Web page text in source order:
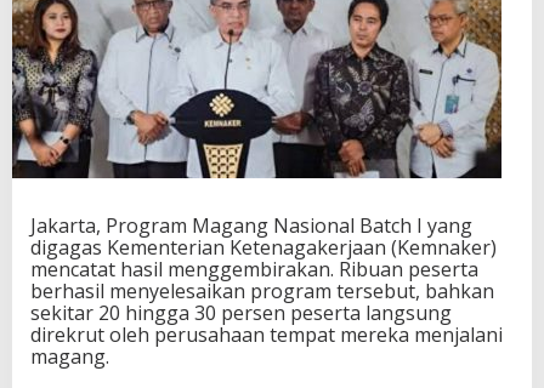
Jakarta, Program Magang Nasional Batch I yang
digagas Kementerian Ketenagakerjaan (Kemnaker)
mencatat hasil menggembirakan. Ribuan peserta
berhasil menyelesaikan program tersebut, bahkan
sekitar 20 hingga 30 persen peserta langsung
direkrut oleh perusahaan tempat mereka menjalani
magang.